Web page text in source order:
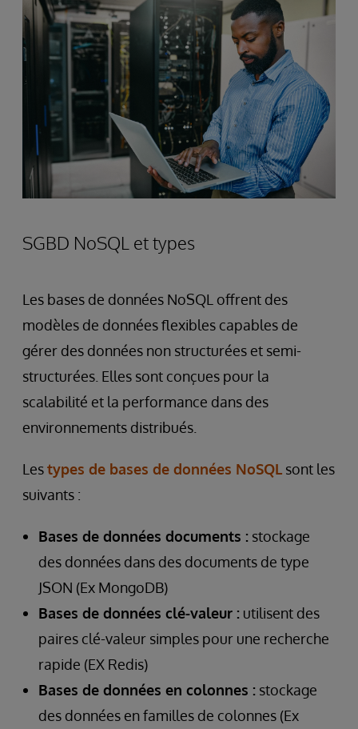
SGBD NoSQL et types
Les bases de données NoSQL offrent des
modèles de données flexibles capables de
gérer des données non structurées et semi-
structurées. Elles sont conçues pour la
scalabilité et la performance dans des
environnements distribués.
Lestypes de bases de données NoSQL sont les
suivants :
Bases de données documents : stockage
des données dans des documents de type
JSON (Ex MongoDB)
Bases de données clé-valeur : utilisent des
paires clé-valeur simples pour une recherche
rapide (EX Redis)
Bases de données en colonnes : stockage
des données en familles de colonnes (Ex